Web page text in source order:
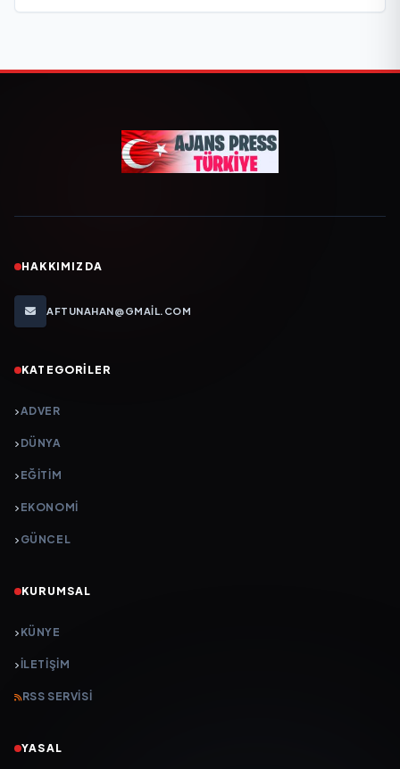
HAKKIMIZDA
AFTUNAHAN@GMAIL.COM
KATEGORILER
ADVER
DÜNYA
EĞİTİM
EKONOMİ
GÜNCEL
KURUMSAL
KÜNYE
İLETIŞIM
RSS SERVISI
YASAL